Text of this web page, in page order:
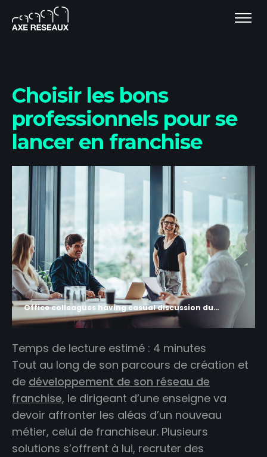
Choisir les bons
professionnels pour se
lancer en franchise
Office colleagues having casual discussion during meeting in conference room. Group of men and women sitting in conference room and smiling.
Temps de lecture estimé : 4 minutes
Tout au long de son parcours de création et
de développement de son réseau de
franchise, le dirigeant d’une enseigne va
devoir affronter les aléas d’un nouveau
métier, celui de franchiseur. Plusieurs
solutions s’offrent à lui, recruter des